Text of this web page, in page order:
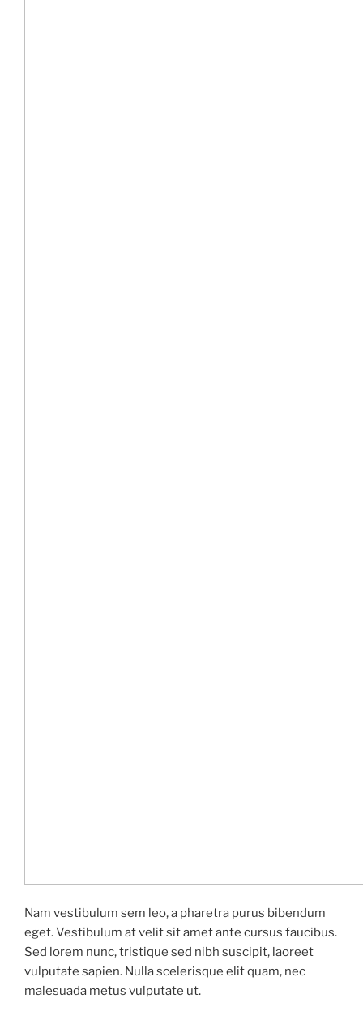
Nam vestibulum sem leo, a pharetra purus bibendum
eget. Vestibulum at velit sit amet ante cursus faucibus.
Sed lorem nunc, tristique sed nibh suscipit, laoreet
vulputate sapien. Nulla scelerisque elit quam, nec
malesuada metus vulputate ut.